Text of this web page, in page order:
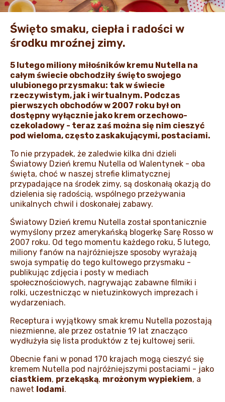
AKTUALNOŚCI I MEDIA
Święto smaku, ciepła i radości w
środku mroźnej zimy.
5 lutego miliony miłośników kremu Nutella na
całym świecie obchodziłyświęto swojego
ulubionego przysmaku: tak w świecie
rzeczywistym, jak i wirtualnym. Podczas
pierwszych obchodów w 2007 roku był on
dostępny wyłącznie jako krem orzechowo-
czekoladowy - teraz zaś można się nim cieszyć
pod wieloma, często zaskakującymi, postaciami.
To nie przypadek, że zaledwie kilka dni dzieli
Światowy Dzień kremu Nutella od Walentynek - oba
święta, choć w naszej strefie klimatycznej
przypadające na środek zimy, są doskonałą okazją do
dzielenia się radością, wspólnego przeżywania
unikalnych chwil i doskonałej zabawy.
Światowy Dzień kremu Nutella został spontanicznie
wymyślony przez amerykańską blogerkę Sarę Rosso w
2007 roku. Od tego momentu każdego roku, 5 lutego,
miliony fanów na najróżniejsze sposoby wyrażają
swoja sympatię do tego kultowego przysmaku -
publikując zdjęcia i posty w mediach
społecznościowych, nagrywając zabawne filmiki i
rolki, uczestnicząc w nietuzinkowych imprezach i
wydarzeniach.
Receptura i wyjątkowy smak kremu Nutella pozostają
niezmienne, ale przez ostatnie 19 lat znacząco
wydłużyła się lista produktów z tej kultowej serii.
Obecnie fani w ponad 170 krajach mogą cieszyć się
kremem Nutella pod najróżniejszymi postaciami - jako
ciastkiem, przekąską, mrożonym wypiekiem, a
nawet lodami.